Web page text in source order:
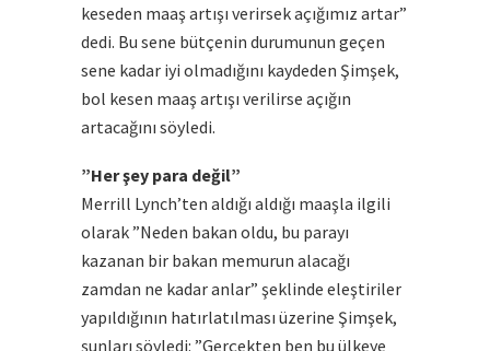
keseden maaş artışı verirsek açığımız artar”
dedi. Bu sene bütçenin durumunun geçen
sene kadar iyi olmadığını kaydeden Şimşek,
bol kesen maaş artışı verilirse açığın
artacağını söyledi.
”Her şey para değil”
Merrill Lynch’ten aldığı aldığı maaşla ilgili
olarak ”Neden bakan oldu, bu parayı
kazanan bir bakan memurun alacağı
zamdan ne kadar anlar” şeklinde eleştiriler
yapıldığının hatırlatılması üzerine Şimşek,
şunları söyledi: ”Gerçekten ben bu ülkeye